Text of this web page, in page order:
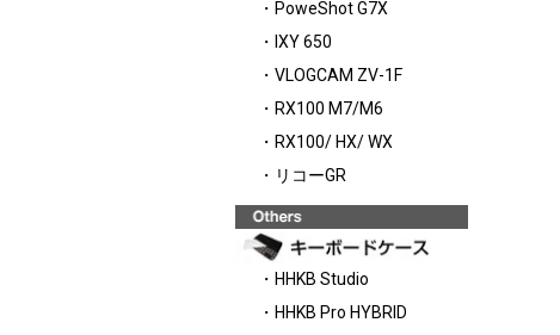
・PoweShot G7X
・IXY 650
・VLOGCAM ZV-1F
・RX100 M7/M6
・RX100/ HX/ WX
・リコーGR
・HHKB Studio
・HHKB Pro HYBRID